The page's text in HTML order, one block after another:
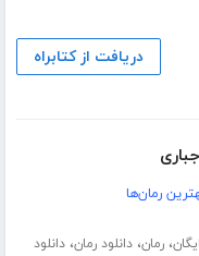
دریافت از کتابراه
رمان‌ها
،رمان،دانلود رمان،دانلود